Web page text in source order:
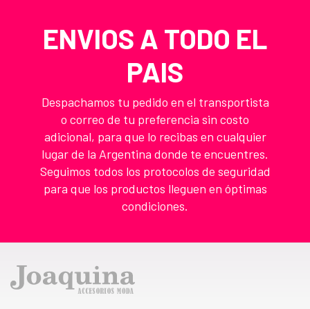
ENVIOS A TODO EL
PAIS
Despachamos tu pedido en el transportista
o correo de tu preferencia sin costo
adicional, para que lo recibas en cualquier
lugar de la Argentina donde te encuentres.
Seguimos todos los protocolos de seguridad
para que los productos lleguen en óptimas
condiciones.